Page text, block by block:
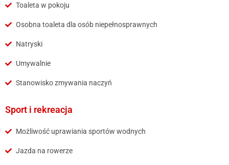
Toaleta w pokoju
Osobna toaleta dla osób niepełnosprawnych
Natryski
Umywalnie
Stanowisko zmywania naczyń
Sport i rekreacja
Możliwość uprawiania sportów wodnych
Jazda na rowerze